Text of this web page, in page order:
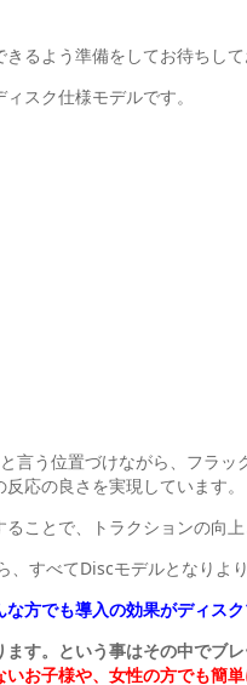
るよう準備をしてお待ちして
スク仕様モデルです。
う位置づけながら、フラッ
応の良さを実現しています。
ことで、トラクションの
すべてDiscモデルとなり
な方でも導入の効果がディス
す。という事はその中でブ
お子様や、女性の方でも簡